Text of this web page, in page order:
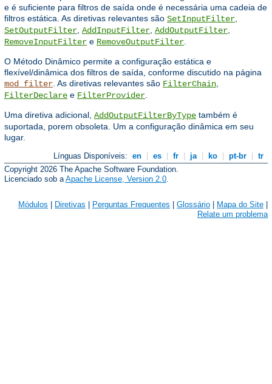
e é suficiente para filtros de saída onde é necessária uma cadeia de
filtros estática. As diretivas relevantes são SetInputFilter
SetOutputFilter AddInputFilter AddOutputFilter
RemoveInputFilter e RemoveOutputFilter
O Método Dinâmico permite a configuração estática e
flexível/dinâmica dos filtros de saída, conforme discutido na página
mod_filter . As diretivas relevantes são FilterChain
FilterDeclare e FilterProvider
Uma diretiva adicional, AddOutputFilterByType também é
suportada, porem obsoleta. Um a configuração dinâmica em seu
lugar.
Línguas Disponíveis: en | es | fr | ja | ko | pt-br | tr
Copyright 2026 The Apache Software Foundation.
Licenciado sob aApache License, Version 2.0.
Módulos Diretivas Perguntas Frequentes Glossário Mapa do Site
Relate um problema